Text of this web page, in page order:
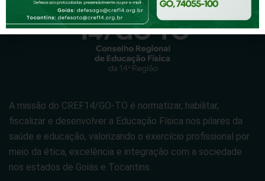
A missão do CREF14/GO-TO é normatizar, habilitar,
fiscalizar e desenvolver a Educação Física nos pilares da
saúde e educação, valorizando o exercício profissional por
meio da ética, excelência e integração com a sociedade
nos estados de Goiás e Tocantins.